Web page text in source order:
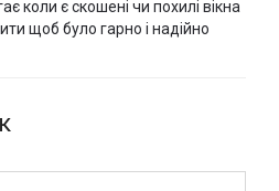
коли є скошені чи похилі вікна
щоб було гарно і надійно